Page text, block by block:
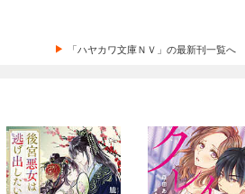
「ハヤカワ文庫ＮＶ」の最新刊一覧へ